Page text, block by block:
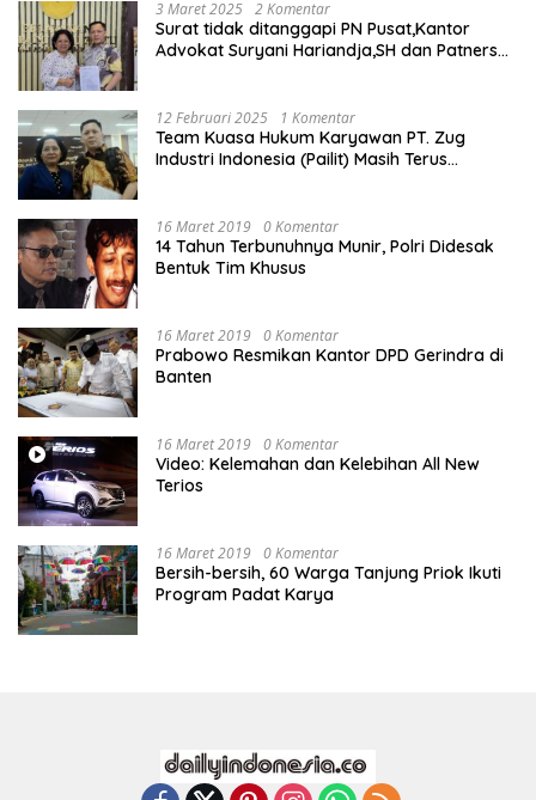
3 Maret 2025 2 Komentar
Surat tidak ditanggapi PN Pusat,Kantor
Advokat Suryani Hariandja,SH dan Patners
12 Februari 2025 1 Komentar
Team Kuasa Hukum Karyawan PT. Zug
Industri Indonesia (Pailit) Masih Terus
16 Maret 2019 0 Komentar
14 Tahun Terbunuhnya Munir, Polri Didesak
Bentuk Tim Khusus
16 Maret 2019 0 Komentar
Prabowo Resmikan Kantor DPD Gerindra di
Banten
16 Maret 2019 0 Komentar
Video: Kelemahan dan Kelebihan All New
Terios
16 Maret 2019 0 Komentar
Bersih-bersih, 60 Warga Tanjung Priok Ikuti
Program Padat Karya